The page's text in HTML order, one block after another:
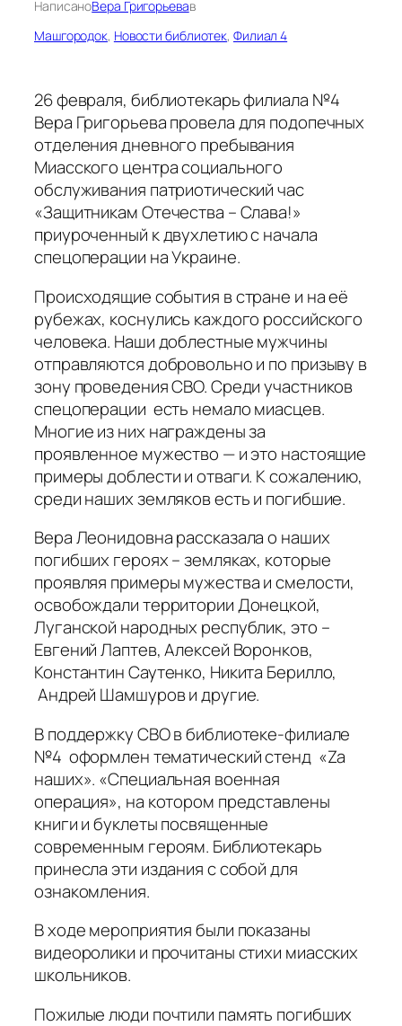
НаписаноВера Григорьевав
Машгородок, Новости библиотек, Филиал 4
26 февраля, библиотекарь филиала №4
Вера Григорьева провела для подопечных
отделения дневного пребывания
Миасского центра социального
обслуживания патриотический час
«Защитникам Отечества – Слава!»
приуроченный к двухлетию с начала
спецоперации на Украине.
Происходящие события в стране и на её
рубежах, коснулись каждого российского
человека. Наши доблестные мужчины
отправляются добровольно и по призыву в
зону проведения СВО. Среди участников
спецоперации есть немало миасцев.
Многие из них награждены за
проявленное мужество — и это настоящие
примеры доблести и отваги. К сожалению,
среди наших земляков есть и погибшие.
Вера Леонидовна рассказала о наших
погибших героях – земляках, которые
проявляя примеры мужества и смелости,
освобождали территории Донецкой,
Луганской народных республик, это –
Евгений Лаптев, Алексей Воронков,
Константин Саутенко, Никита Берилло,
Андрей Шамшуров и другие.
В поддержку СВО в библиотеке-филиале
№4 оформлен тематический стенд «Zа
наших». «Специальная военная
операция», на котором представлены
книги и буклеты посвященные
современным героям. Библиотекарь
принесла эти издания с собой для
ознакомления.
В ходе мероприятия были показаны
видеоролики и прочитаны стихи миасских
школьников.
Пожилые люди почтили память погибших